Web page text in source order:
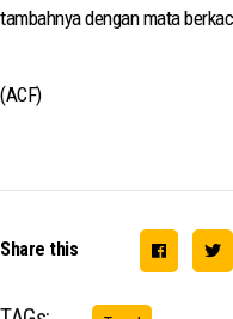
tambahnya dengan mata
(ACF)
Share this